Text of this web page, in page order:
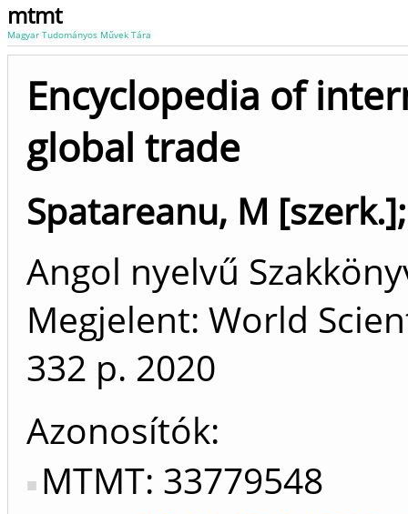
mtmt
Magyar Tudományos Művek Tára
Encyclopedia of
global trade
Spatareanu, M [szerk.]
Angol nyelvű
Megjelent: World
332 p. 2020
Azonosítók
MTMT: 33779548